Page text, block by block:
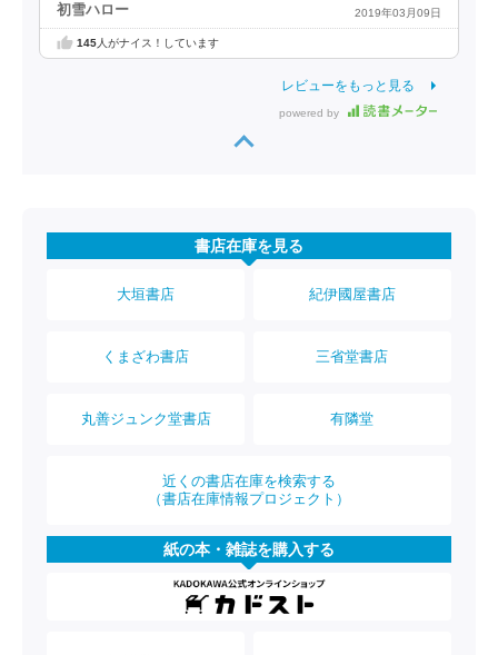
初雪ハロー 2019年03月09日
145人がナイス！しています
レビューをもっと見る
powered by
書店在庫を見る
大垣書店 紀伊國屋書店
くまざわ書店 三省堂書店
丸善ジュンク堂書店 有隣堂
近くの書店在庫を検索する
（書店在庫情報プロジェクト）
紙の本・雑誌を購入する